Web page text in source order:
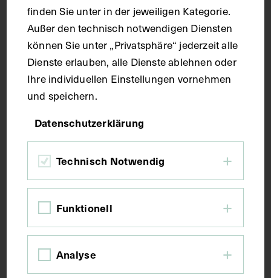
Ferdinand Hochstetter mit Alphons
Rosthorn bei der Gefäßinjektion an
der Medizinischen Fakultät der
Universität Wien
finden Sie unter in der jeweiligen Kategorie.
Außer den technisch notwendigen Diensten
können Sie unter „Privatsphäre“ jederzeit alle
Dienste erlauben, alle Dienste ablehnen oder
Ihre individuellen Einstellungen vornehmen
und speichern.
Datenschutzerklärung
Technisch Notwendig
Funktionell
Analyse